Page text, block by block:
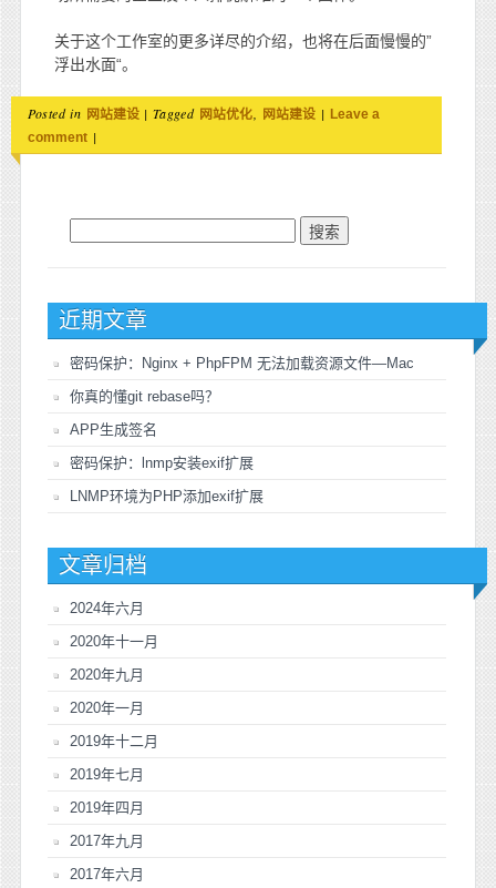
关于这个工作室的更多详尽的介绍，也将在后面慢慢的”
浮出水面“。
Posted in 网站建设 | Tagged 网站优化, 网站建设 | Leave a
comment |
近期文章
密码保护：Nginx + PhpFPM 无法加载资源文件—Mac
你真的懂git rebase吗？
APP生成签名
密码保护：lnmp安装exif扩展
LNMP环境为PHP添加exif扩展
文章归档
2024年六月
2020年十一月
2020年九月
2020年一月
2019年十二月
2019年七月
2019年四月
2017年九月
2017年六月